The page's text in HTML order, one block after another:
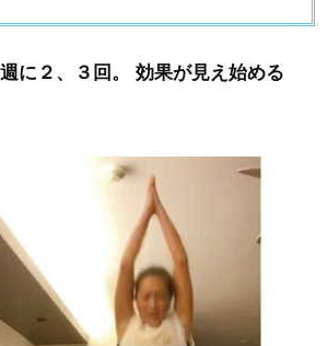
に２、３回。 効果が見え始める
FEATURE